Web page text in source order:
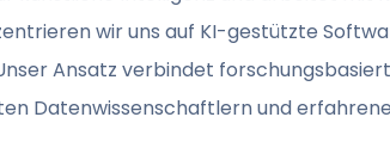
wir uns auf KI-gestützte
Ansatz verbindet
Datenwissenschaftlern und